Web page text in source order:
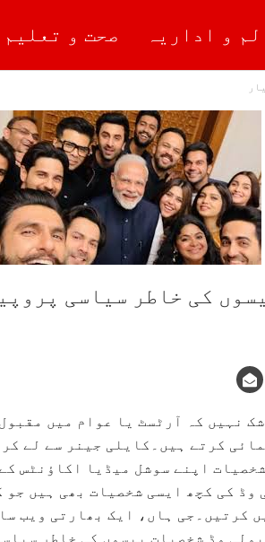
و اداریہ صحت و تعلیم
کی خاطر سیاسی
نہیں کہ آرٹسٹ یا عوام میں
کرتے ہیں۔کایلی جینر سے لے
اپنے سوشل میڈیا اکاؤنٹس
وڈ کی کچھ ایسی شخصیات بھی ہیں جو
کرتیں۔جی ہاں، ایک بھارتی ویب
مطابق کم سے کم 3 درجن بولی وڈ شخصیات پیسوں کی